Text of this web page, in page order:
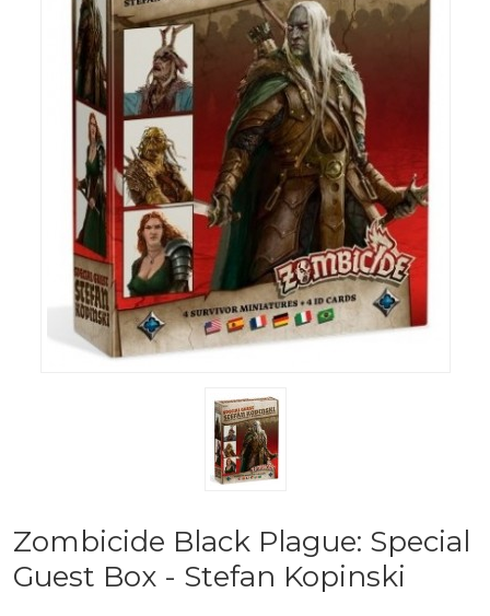
Zombicide Black Plague: Special
Guest Box - Stefan Kopinski